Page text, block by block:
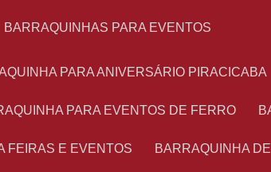
BARRAQUINHAS PARA EVENTOS
PARA ANIVERSÁRIO PIRACICABA
PARA EVENTOS DE FERRO
FEIRAS E EVENTOS BARRAQUINHA